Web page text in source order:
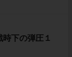
下の弾圧１